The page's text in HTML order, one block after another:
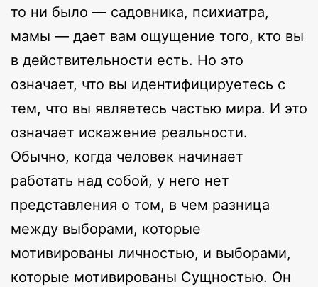
то ни было — садовника, психиатра,
мамы — дает вам ощущение того, кто вы
в действительности есть. Но это
означает, что вы идентифицируетесь с
тем, что вы являетесь частью мира. И это
означает искажение реальности.
Обычно, когда человек начинает
работать над собой, у него нет
представления о том, в чем разница
между выборами, которые
мотивированы личностью, и выборами,
которые мотивированы Сущностью. Он